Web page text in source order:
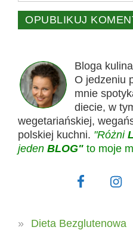
Bloga
O jedzeniu
mnie
diecie, w
wegetariańskiej,
polskiej kuchni. "Różni
jeden BLOG" to moje
Dieta Bezglutenowa